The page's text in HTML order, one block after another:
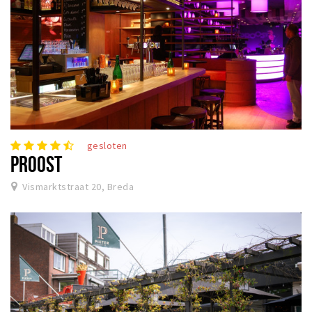
gesloten
PROOST
Vismarktstraat 20, Breda